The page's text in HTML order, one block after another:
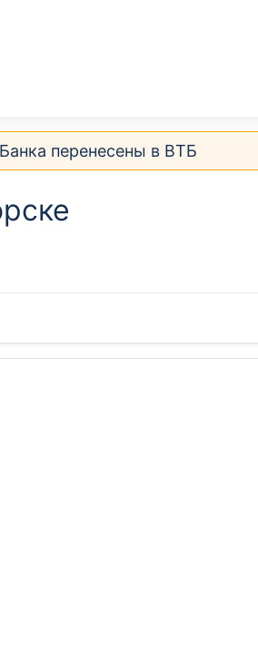
перенесены в ВТБ